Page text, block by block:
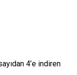
4’e indiren